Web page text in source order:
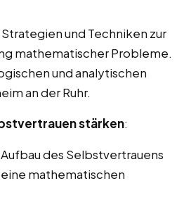
und Techniken zur
mathematischer Probleme.
und analytischen
an der Ruhr.
stärken:
des Selbstvertrauens
mathematischen